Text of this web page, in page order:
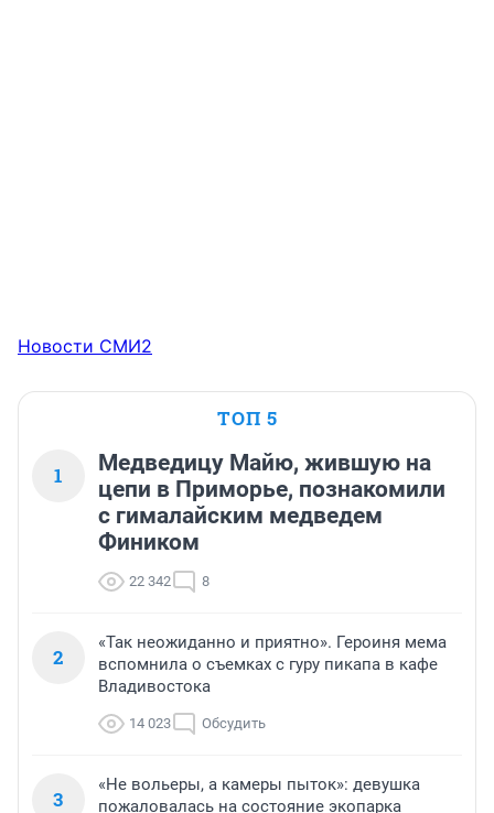
Новости СМИ2
ТОП 5
1
Медведицу Майю, жившую на
цепи в Приморье, познакомили
с гималайским медведем
Фиником
22 342 8
2
«Так неожиданно и приятно». Героиня мема
вспомнила о съемках с гуру пикапа в кафе
Владивостока
14 023 Обсудить
3
«Не вольеры, а камеры пыток»: девушка
пожаловалась на состояние экопарка